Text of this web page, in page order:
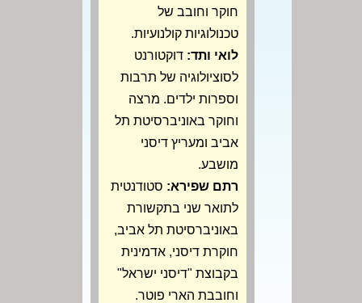
חוקר וחובב של
טכנולוגיות קולנועיות.
לואי ותד: דוקטורנט
לסוציולוגיה של תרבות
וספרות ילדים. מרצה
וחוקר באוניברסיטת תל
אביב ומעריץ דיסני
מושבע.
רתם שפירא: סטודנטית
לתואר שני בתקשורת
באוניברסיטת תל אביב,
חוקרת דיסני, אדמינית
בקבוצת "דיסני ישראל"
וחובבת הארי פוטר.